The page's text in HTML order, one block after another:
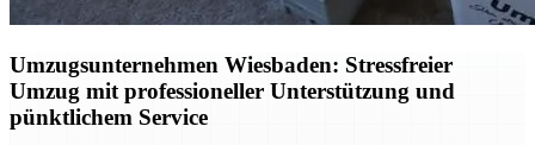
Umzugsunternehmen Wiesbaden: Stressfreier
Umzug mit professioneller Unterstützung und
pünktlichem Service